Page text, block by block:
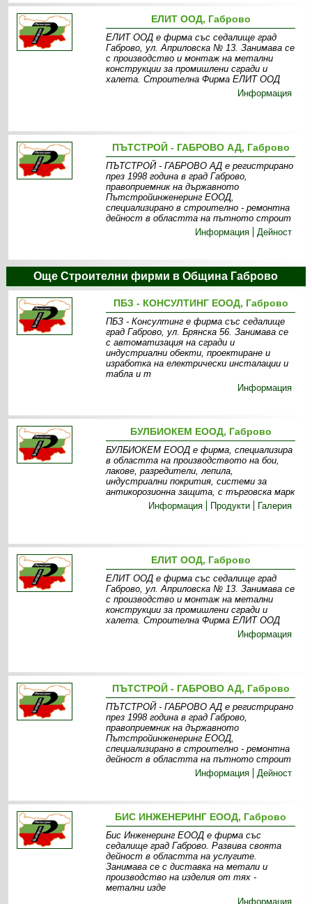
ЕЛИТ ООД, Габрово
ЕЛИТ ООД е фирма със седалище град
Габрово, ул. Априловска № 13. Занимава се
с производство и монтаж на метални
конструкции за промишлени сгради и
халета. Строителна Фирма ЕЛИТ ООД
Информация
ПЪТСТРОЙ - ГАБРОВО АД, Габрово
ПЪТСТРОЙ - ГАБРОВО АД е регистрирано
през 1998 година в град Габрово,
правоприемник на държавното
Пътстройинженеринг ЕООД,
специализирано в строително - ремонтна
дейност в областта на пътното строит
Информация
Дейност
Още Строителни фирми в Община Габрово
ПБЗ - КОНСУЛТИНГ ЕООД, Габрово
ПБЗ - Консултинг e фирма със седалище
град Габрово, ул. Брянска 56. Занимава се
с автоматизация на сгради и
индустриални обекти, проектиране и
изработка на eлектрически инсталации и
табла и т
Информация
БУЛБИОКЕМ ЕООД, Габрово
БУЛБИОКЕМ ЕООД е фирма, специализира
в областта на производството на бои,
лакове, разредители, лепила,
индустриални покрития, системи за
антикорозионна защита, с търговска марк
Информация
Продукти Галерия
ЕЛИТ ООД, Габрово
ЕЛИТ ООД е фирма със седалище град
Габрово, ул. Априловска № 13. Занимава се
с производство и монтаж на метални
конструкции за промишлени сгради и
халета. Строителна Фирма ЕЛИТ ООД
Информация
ПЪТСТРОЙ - ГАБРОВО АД, Габрово
ПЪТСТРОЙ - ГАБРОВО АД е регистрирано
през 1998 година в град Габрово,
правоприемник на държавното
Пътстройинженеринг ЕООД,
специализирано в строително - ремонтна
дейност в областта на пътното строит
Информация
Дейност
БИС ИНЖЕНЕРИНГ ЕООД, Габрово
Бис Инженеринг ЕООД е фирма със
седалище град Габрово. Развива своята
дейност в областта на услугите.
Занимава се с диставка на метали и
производство на изделия от тях -
метални изде
Информация